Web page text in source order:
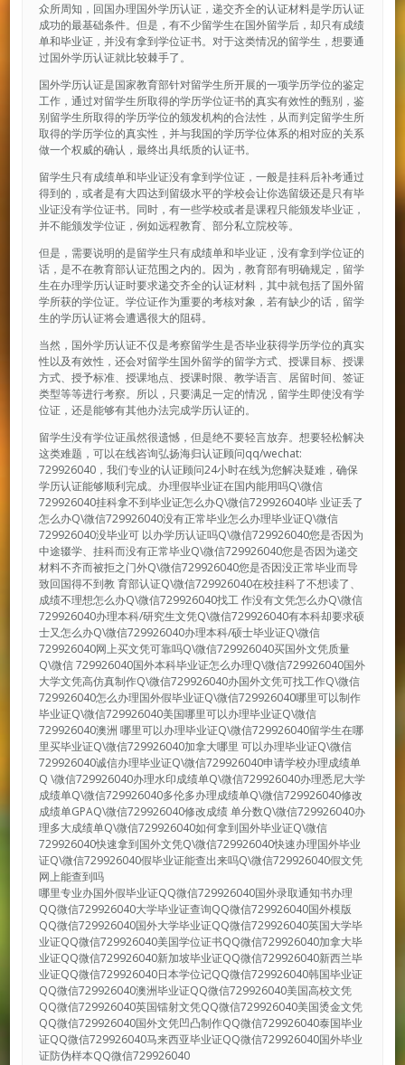
众所周知，回国办理国外学历认证，递交齐全的认证材料是学历认证
成功的最基础条件。但是，有不少留学生在国外留学后，却只有成绩
单和毕业证，并没有拿到学位证书。对于这类情况的留学生，想要通
过国外学历认证就比较棘手了。
国外学历认证是国家教育部针对留学生所开展的一项学历学位的鉴定
工作，通过对留学生所取得的学历学位证书的真实有效性的甄别，鉴
别留学生所取得的学历学位的颁发机构的合法性，从而判定留学生所
取得的学历学位的真实性，并与我国的学历学位体系的相对应的关系
做一个权威的确认，最终出具纸质的认证书。
留学生只有成绩单和毕业证没有拿到学位证，一般是挂科后补考通过
得到的，或者是有大四达到留级水平的学校会让你选留级还是只有毕
业证没有学位证书。同时，有一些学校或者是课程只能颁发毕业证，
并不能颁发学位证，例如远程教育、部分私立院校等。
但是，需要说明的是留学生只有成绩单和毕业证，没有拿到学位证的
话，是不在教育部认证范围之内的。因为，教育部有明确规定，留学
生在办理学历认证时要求递交齐全的认证材料，其中就包括了国外留
学所获的学位证。学位证作为重要的考核对象，若有缺少的话，留学
生的学历认证将会遭遇很大的阻碍。
当然，国外学历认证不仅是考察留学生是否毕业获得学历学位的真实
性以及有效性，还会对留学生国外留学的留学方式、授课目标、授课
方式、授予标准、授课地点、授课时限、教学语言、居留时间、签证
类型等等进行考察。所以，只要满足一定的情况，留学生即使没有学
位证，还是能够有其他办法完成学历认证的。
留学生没有学位证虽然很遗憾，但是绝不要轻言放弃。想要轻松解决
这类难题，可以在线咨询弘扬海归认证顾问qq/wechat:
729926040，我们专业的认证顾问24小时在线为您解决疑难，确保
学历认证能够顺利完成。办理假毕业证在国内能用吗Q\微信
729926040挂科拿不到毕业证怎么办Q\微信729926040毕 业证丢了
怎么办Q\微信729926040没有正常毕业怎么办理毕业证Q\微信
729926040没毕业可 以办学历认证吗Q\微信729926040您是否因为
中途辍学、挂科而没有正常毕业Q\微信729926040您是否因为递交
材料不齐而被拒之门外Q\微信729926040您是否因没正常毕业而导
致回国得不到教 育部认证Q\微信729926040在校挂科了不想读了、
成绩不理想怎么办Q\微信729926040找工 作没有文凭怎么办Q\微信
729926040办理本科/研究生文凭Q\微信729926040有本科却要求硕
士又怎么办Q\微信729926040办理本科/硕士毕业证Q\微信
729926040网上买文凭可靠吗Q\微信729926040买国外文凭质量
Q\微信 729926040国外本科毕业证怎么办理Q\微信729926040国外
大学文凭高仿真制作Q\微信729926040办国外文凭可找工作Q\微信
729926040怎么办理国外假毕业证Q\微信729926040哪里可以制作
毕业证Q\微信729926040美国哪里可以办理毕业证Q\微信
729926040澳洲 哪里可以办理毕业证Q\微信729926040留学生在哪
里买毕业证Q\微信729926040加拿大哪里 可以办理毕业证Q\微信
729926040诚信办理毕业证Q\微信729926040申请学校办理成绩单
Q \微信729926040办理水印成绩单Q\微信729926040办理悉尼大学
成绩单Q\微信729926040多伦多办理成绩单Q\微信729926040修改
成绩单GPAQ\微信729926040修改成绩 单分数Q\微信729926040办
理多大成绩单Q\微信729926040如何拿到国外毕业证Q\微信
729926040快速拿到国外文凭Q\微信729926040快速办理国外毕业
证Q\微信729926040假毕业证能查出来吗Q\微信729926040假文凭
网上能查到吗
哪里专业办国外假毕业证QQ微信729926040国外录取通知书办理
QQ微信729926040大学毕业证查询QQ微信729926040国外模版
QQ微信729926040国外大学毕业证QQ微信729926040英国大学毕
业证QQ微信729926040美国学位证书QQ微信729926040加拿大毕
业证QQ微信729926040新加坡毕业证QQ微信729926040新西兰毕
业证QQ微信729926040日本学位记QQ微信729926040韩国毕业证
QQ微信729926040澳洲毕业证QQ微信729926040美国高校文凭
QQ微信729926040英国镭射文凭QQ微信729926040美国烫金文凭
QQ微信729926040国外文凭凹凸制作QQ微信729926040泰国毕业
证QQ微信729926040马来西亚毕业证QQ微信729926040国外毕业
证防伪样本QQ微信729926040